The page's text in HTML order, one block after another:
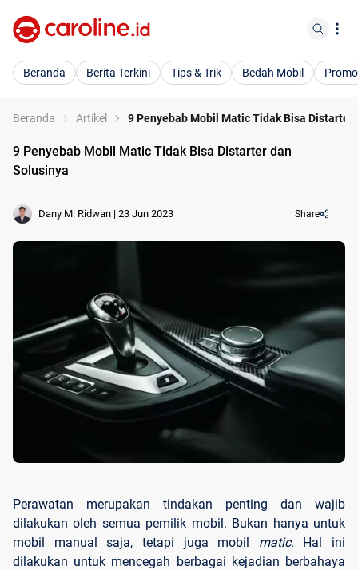
Beranda Berita Terkini Tips & Trik Bedah Mobil Promo
Beranda Artikel 9 Penyebab Mobil Matic Tidak Bisa Distarter
9 Penyebab Mobil Matic Tidak Bisa Distarter dan
Solusinya
Dany M. Ridwan | 23 Jun 2023 Share
Perawatan merupakan tindakan penting dan wajib
dilakukan oleh semua pemilik mobil. Bukan hanya untuk
mobil manual saja, tetapi juga mobil matic. Hal ini
dilakukan untuk mencegah berbagai kejadian berbahaya